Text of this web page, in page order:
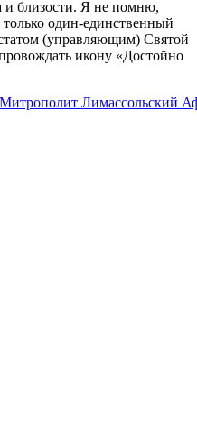
и близости. Я не помню,
один-единственный
(управляющим) Святой
икону «Достойно